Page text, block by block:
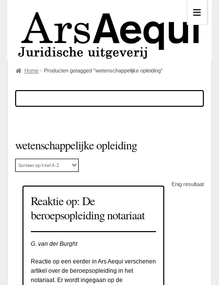
Home Producten getagged “wetenschappelijke opleiding”
wetenschappelijke opleiding
Enig resultaat
Reaktie op: De
beroepsopleiding notariaat
G. van der Burght
Reactie op een eerder in Ars Aequi verschenen
artikel over de beroepsopleiding in het
notariaat. Er wordt ingegaan op de